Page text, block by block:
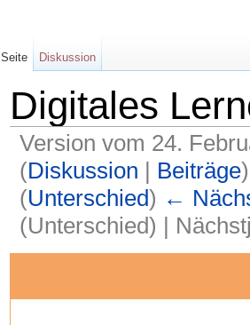
Digitales
Version vom 24.
(Diskussion | Beiträge)
(Unterschied) ←
(Unterschied) |
Seite Diskussion